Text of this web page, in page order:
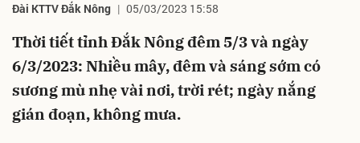
Đài KTTV Đắk Nông 05/03/2023 15:58
Thời tiết tỉnh Đắk Nông đêm 5/3 và ngày
6/3/2023: Nhiều mây, đêm và sáng sớm có
sương mù nhẹ vài nơi, trời rét; ngày nắng
gián đoạn, không mưa.
Hủy Gửi